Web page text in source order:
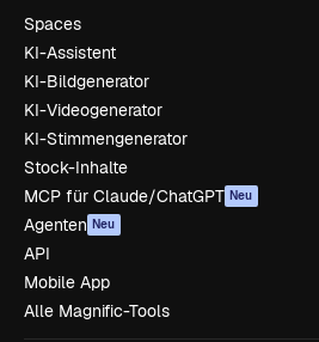
Spaces
KI-Assistent
KI-Bildgenerator
KI-Videogenerator
KI-Stimmengenerator
Stock-Inhalte
MCP für Claude/ChatGPT Neu
Agenten Neu
API
Mobile App
Alle Magnific-Tools